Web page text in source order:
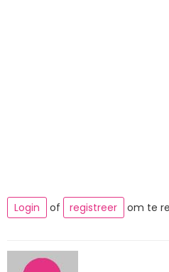
Login
of registreer om te